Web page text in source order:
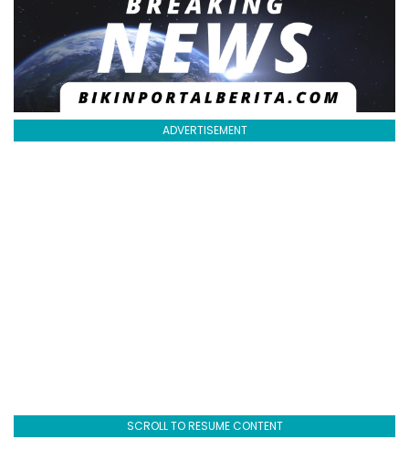
ADVERTISEMENT
SCROLL TO RESUME CONTENT